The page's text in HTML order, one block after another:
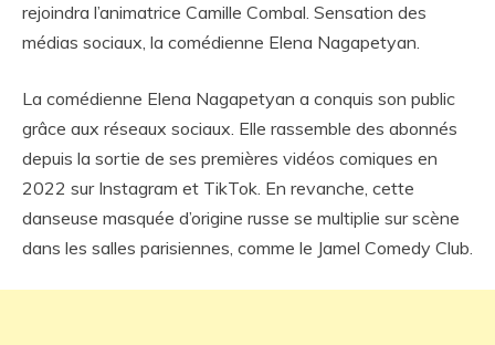
rejoindra l’animatrice Camille Combal. Sensation des
médias sociaux, la comédienne Elena Nagapetyan.
La comédienne Elena Nagapetyan a conquis son public
grâce aux réseaux sociaux. Elle rassemble des abonnés
depuis la sortie de ses premières vidéos comiques en
2022 sur Instagram et TikTok. En revanche, cette
danseuse masquée d’origine russe se multiplie sur scène
dans les salles parisiennes, comme le Jamel Comedy Club.